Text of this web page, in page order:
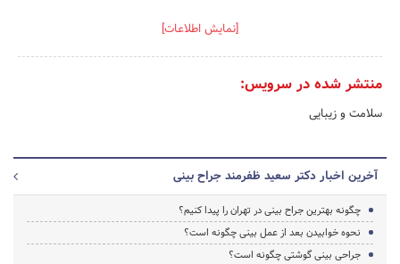
[نمایش اطلاعات]
منتشر شده در سرویس:
سلامت و زیبایی
آخرین اخبار دکتر سعید ظفرمند جراح بینی
چگونه بهترین جراح بینی در تهران را پیدا کنیم؟
نحوه خوابیدن بعد از عمل بینی چگونه است؟
جراحی بینی گوشتی چگونه است؟